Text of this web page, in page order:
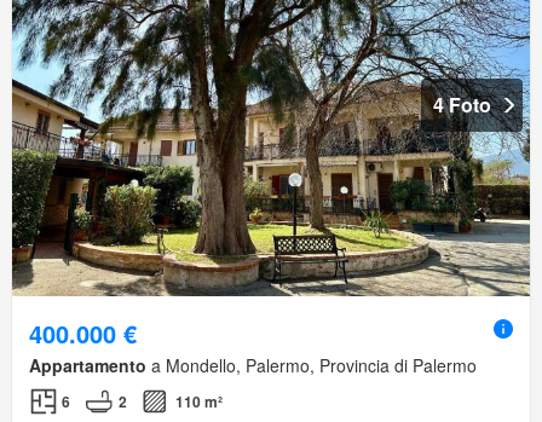
4 Foto
400.000 €
Appartamento a Mondello, Palermo, Provincia di Palermo
6 2 110 m²